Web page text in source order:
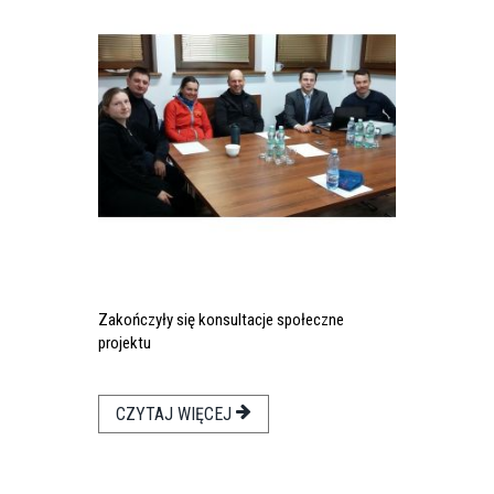
Zakończyły się konsultacje społeczne
projektu
CZYTAJ WIĘCEJ